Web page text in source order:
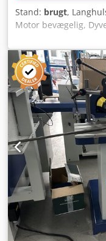
Stand: brugt,
Motor bevægelig,
---
mm, Boredybde: 120
Motor: 1,5 kW, Vægt: